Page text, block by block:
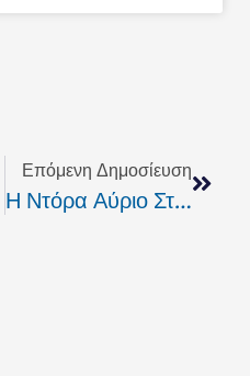
Επόμενη Δημοσίευση
Η Ντόρα Αύριο Στο Ρέθυμνο